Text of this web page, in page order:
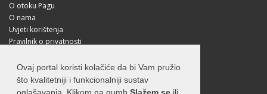
Ovaj portal koristi kolačiće da bi Vam pružio
što kvalitetniji i funkcionalniji sustav
O otoku Pagu
O nama
Uvjeti korištenja
Pravilnik o privatnosti
Kako doći na Pag?
Visit Croatia